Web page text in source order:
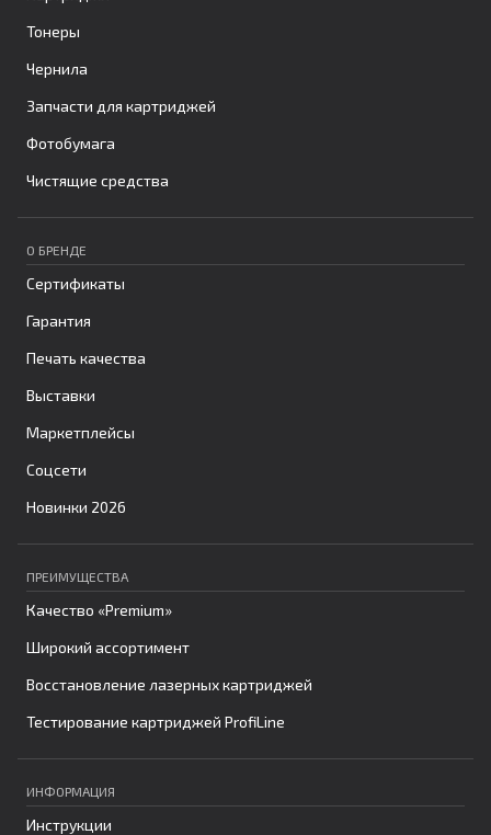
Тонеры
Чернила
Запчасти для картриджей
Фотобумага
Чистящие средства
О БРЕНДЕ
Сертификаты
Гарантия
Печать качества
Выставки
Маркетплейсы
Соцсети
Новинки 2026
ПРЕИМУЩЕСТВА
Качество «Premium»
Широкий ассортимент
Восстановление лазерных картриджей
Тестирование картриджей ProfiLine
ИНФОРМАЦИЯ
Инструкции